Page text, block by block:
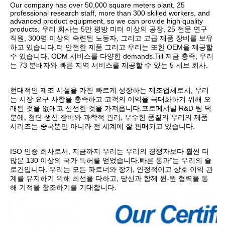
Our company has over 50,000 square meters plant, 25
professional research staff, more than 300 skilled workers, and
advanced product equipment, so we can provide high quality
products, 우리 회사는 5만 평방 미터 이상의 공장, 25 전문 연구
직원, 300명 이상의 숙련된 노동자, 그리고 고급 제품 장비를 보유
하고 있습니다.더 안전한 제품 그리고 우리는 또한 OEM을 제공할
수 있습니다, ODM 서비스를 다양한 demands.Till 지금 충족, 우리
는 73 분배자와 빠른 지역 서비스를 제공할 수 있는 5 서브 회사.
현대적인 제조 시설을 가진 빠르게 성장하는 제조업체로서, 우리
는 시장 요구 사항을 충족하고 고객의 이익을 극대화하기 위해 오
래된 것을 없애고 신선한 것을 가져옵니다.프로페셔널 R&D 팀 덕
분에, 첨단 생산 장비와 과학적 관리, 우수한 품질의 우리의 제품
시리즈는 중국뿐만 아니라 전 세계에 잘 판매되고 있습니다.
ISO 인증 회사로서, 지금까지 우리는 우리의 경쟁자보다 훨씬 더
많은 130 이상의 국가 특허를 얻었습니다.빠른 통과"는 우리의 슬
로건입니다. 우리는 모든 파트너와 장기, 안정적이고 상호 이익 관
계를 유지하기 위해 최선을 다하고, 당신과 함께 윈-윈 협력을 통
해 기적을 창조하기를 기대합니다.